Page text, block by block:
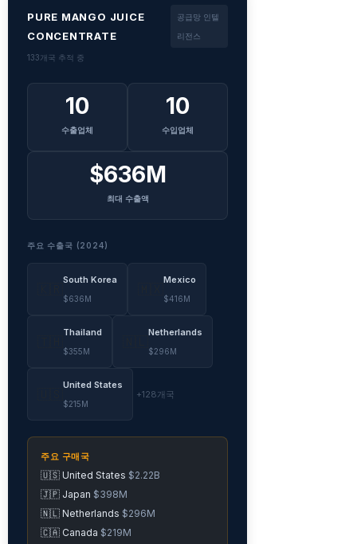
PURE MANGO JUICE
CONCENTRATE
공급망 인텔
리전스
133개국 추적 중
10
수출업체
10
수입업체
$636M
최대 수출액
주요 수출국 (2024)
South Korea
$636M
Mexico
$416M
Thailand
$355M
Netherlands
$296M
United States
$215M
+128개국
주요 구매국
🇺🇸 United States $2.22B
🇯🇵 Japan $398M
🇳🇱 Netherlands $296M
🇨🇦 Canada $219M